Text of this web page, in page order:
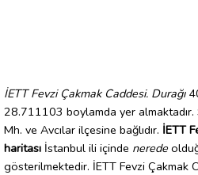
İETT Fevzi Çakmak Caddesi. Durağı
28.711103 boylamda yer
Mh. ve Avcılar ilçesine bağlıdır. İETT
haritası İstanbul ili içinde nerede
gösterilmektedir. İETT Fevzi Çakmak